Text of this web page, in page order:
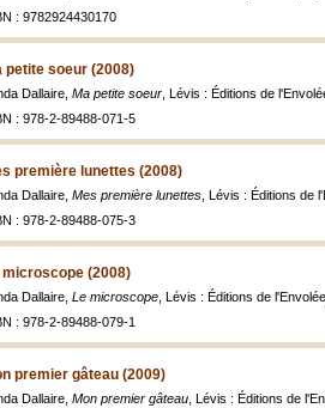
: 9782924430170
petite soeur (2008)
Dallaire, Ma petite soeur , Lévis : Éditions de
: 978-2-89488-071-5
première lunettes (2008)
Dallaire, Mes première lunettes , Lévis : Éditions de
: 978-2-89488-075-3
microscope (2008)
Dallaire, Le microscope , Lévis : Éditions de
: 978-2-89488-079-1
premier gâteau (2009)
Dallaire, Mon premier gâteau , Lévis : Éditions de